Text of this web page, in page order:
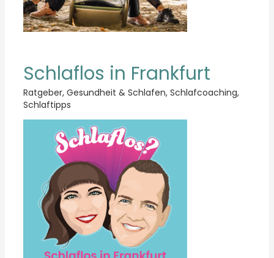
Schlaflos in Frankfurt
Ratgeber, Gesundheit & Schlafen, Schlafcoaching,
Schlaftipps